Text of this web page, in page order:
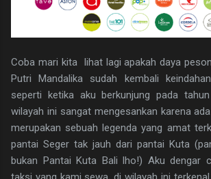
Coba mari kita lihat lagi apakah daya
Putri Mandalika sudah kembali
seperti ketika aku berkunjung pada
wilayah ini sangat mengesankan karena
merupakan sebuah legenda yang amat
pantai Seger tak jauh dari pantai Kuta
bukan Pantai Kuta Bali lho!) Aku dengar